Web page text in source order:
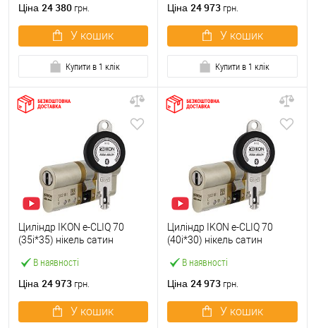
Ціна 24 380 грн.
У кошик
Купити в 1 клік
Ціна 24 973 грн.
У кошик
Купити в 1 клік
В наявності
Циліндр IKON e-CLIQ 70
(35i*35) нікель сатин
Ціна 24 973 грн.
У кошик
В наявності
Циліндр IKON e-CLIQ 70
(40i*30) нікель сатин
Ціна 24 973 грн.
У кошик